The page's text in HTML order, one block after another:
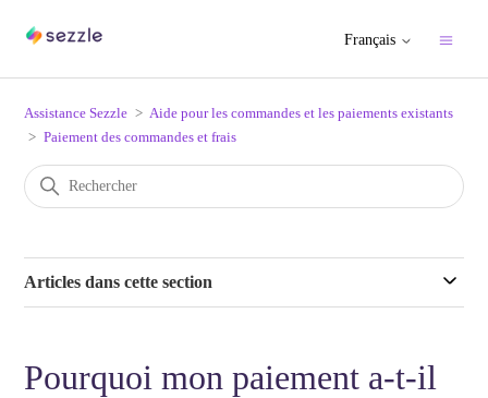
Français
Assistance Sezzle
Aide pour les commandes et les paiements existants
Paiement des commandes et frais
Articles dans cette section
Pourquoi mon paiement a-t-il